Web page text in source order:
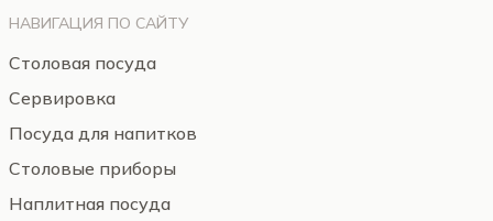
НАВИГАЦИЯ ПО САЙТУ
Столовая посуда
Сервировка
Посуда для напитков
Столовые приборы
Наплитная посуда